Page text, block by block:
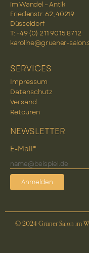
im Wandel – Antik
Friedenstr. 62, 40219
Düsseldorf
T: +49 (0) 2 11 90 15 87 12
karoline@gruener-
SERVICES
Impressum
Datenschutz
Versand
Retouren
NEWSLETTER
E-Mail*
Anmelden
© 2024 Grüner Salon im